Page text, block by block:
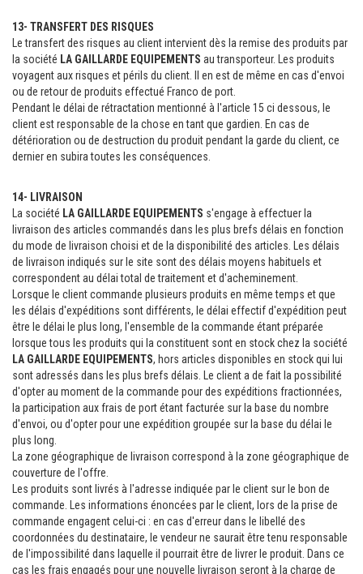
13- TRANSFERT DES RISQUES
Le transfert des risques au client intervient dès la remise des produits par
la société LA GAILLARDE EQUIPEMENTS au transporteur. Les produits
voyagent aux risques et périls du client. Il en est de même en cas d'envoi
ou de retour de produits effectué Franco de port.
Pendant le délai de rétractation mentionné à l'article 15 ci dessous, le
client est responsable de la chose en tant que gardien. En cas de
détérioration ou de destruction du produit pendant la garde du client, ce
dernier en subira toutes les conséquences.
14- LIVRAISON
La société LA GAILLARDE EQUIPEMENTS s'engage à effectuer la
livraison des articles commandés dans les plus brefs délais en fonction
du mode de livraison choisi et de la disponibilité des articles. Les délais
de livraison indiqués sur le site sont des délais moyens habituels et
correspondent au délai total de traitement et d'acheminement.
Lorsque le client commande plusieurs produits en même temps et que
les délais d'expéditions sont différents, le délai effectif d'expédition peut
être le délai le plus long, l'ensemble de la commande étant préparée
lorsque tous les produits qui la constituent sont en stock chez la société
LA GAILLARDE EQUIPEMENTS, hors articles disponibles en stock qui lui
sont adressés dans les plus brefs délais. Le client a de fait la possibilité
d'opter au moment de la commande pour des expéditions fractionnées,
la participation aux frais de port étant facturée sur la base du nombre
d'envoi, ou d'opter pour une expédition groupée sur la base du délai le
plus long.
La zone géographique de livraison correspond à la zone géographique de
couverture de l'offre.
Les produits sont livrés à l'adresse indiquée par le client sur le bon de
commande. Les informations énoncées par le client, lors de la prise de
commande engagent celui-ci : en cas d'erreur dans le libellé des
coordonnées du destinataire, le vendeur ne saurait être tenu responsable
de l'impossibilité dans laquelle il pourrait être de livrer le produit. Dans ce
cas les frais engagés pour une nouvelle livraison seront à la charge de